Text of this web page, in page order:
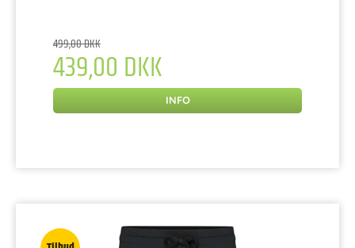
499,00 DKK
439,00 DKK
INFO